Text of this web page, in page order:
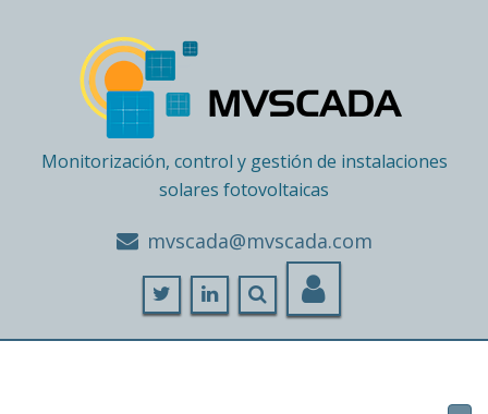
Monitorización, control y gestión de instalaciones
solares fotovoltaicas
moc.adacsvm@adacsvm